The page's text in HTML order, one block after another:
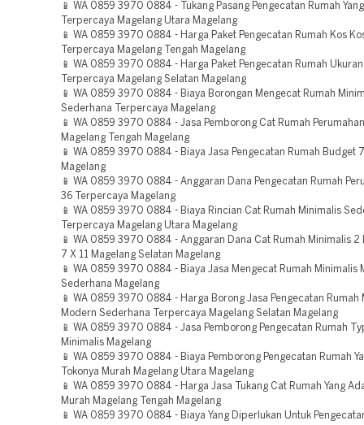
📱 WA 0859 3970 0884 - Tukang Pasang Pengecatan Rumah
Terpercaya Magelang Utara Magelang
📱 WA 0859 3970 0884 - Harga Paket Pengecatan Rumah Kos
Terpercaya Magelang Tengah Magelang
📱 WA 0859 3970 0884 - Harga Paket Pengecatan Rumah
Terpercaya Magelang Selatan Magelang
📱 WA 0859 3970 0884 - Biaya Borongan Mengecat Rumah
Sederhana Terpercaya Magelang
📱 WA 0859 3970 0884 - Jasa Pemborong Cat Rumah
Magelang Tengah Magelang
📱 WA 0859 3970 0884 - Biaya Jasa Pengecatan Rumah Budget
Magelang
📱 WA 0859 3970 0884 - Anggaran Dana Pengecatan Rumah
36 Terpercaya Magelang
📱 WA 0859 3970 0884 - Biaya Rincian Cat Rumah Minimalis
Terpercaya Magelang Utara Magelang
📱 WA 0859 3970 0884 - Anggaran Dana Cat Rumah Minimalis 2
7 X 11 Magelang Selatan Magelang
📱 WA 0859 3970 0884 - Biaya Jasa Mengecat Rumah Minimalis
Sederhana Magelang
📱 WA 0859 3970 0884 - Harga Borong Jasa Pengecatan Rumah
Modern Sederhana Terpercaya Magelang Selatan Magelang
📱 WA 0859 3970 0884 - Jasa Pemborong Pengecatan Rumah
Minimalis Magelang
📱 WA 0859 3970 0884 - Biaya Pemborong Pengecatan Rumah
Tokonya Murah Magelang Utara Magelang
📱 WA 0859 3970 0884 - Harga Jasa Tukang Cat Rumah Yang
Murah Magelang Tengah Magelang
📱 WA 0859 3970 0884 - Biaya Yang Diperlukan Untuk